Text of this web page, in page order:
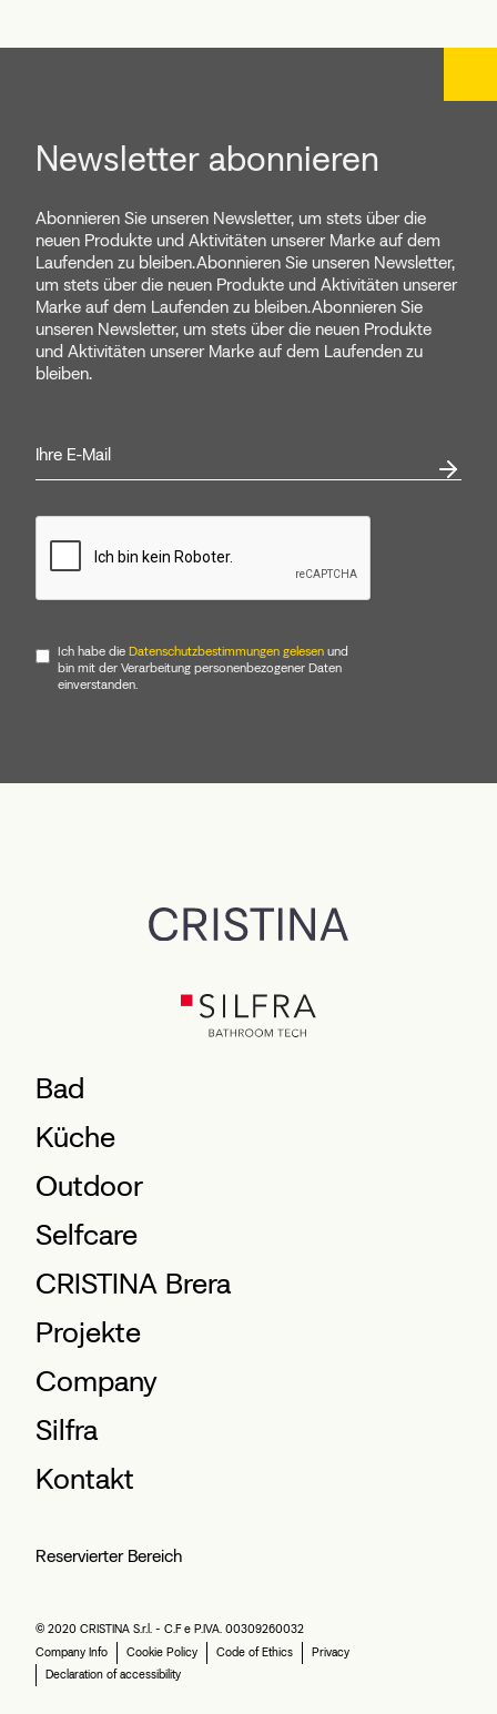
Newsletter abonnieren
Abonnieren Sie unseren Newsletter, um stets über die
neuen Produkte und Aktivitäten unserer Marke auf dem
Laufenden zu bleiben.Abonnieren Sie unseren Newsletter,
um stets über die neuen Produkte und Aktivitäten unserer
Marke auf dem Laufenden zu bleiben.Abonnieren Sie
unseren Newsletter, um stets über die neuen Produkte
und Aktivitäten unserer Marke auf dem Laufenden zu
bleiben.
Ich habe die Datenschutzbestimmungen gelesen und
bin mit der Verarbeitung personenbezogener Daten
einverstanden.
Bad
Küche
Outdoor
Selfcare
CRISTINA Brera
Projekte
Company
Silfra
Kontakt
Reservierter Bereich
© 2020 CRISTINA S.r.l. - C.F e P.IVA. 00309260032
Company Info
Cookie Policy Code of Ethics
Privacy
Declaration of accessibility